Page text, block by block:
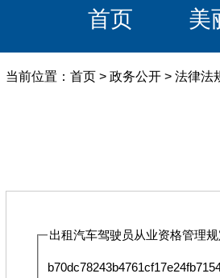
首页 美
当前位置： 首页 > 政务公开 > 法律法
出租汽车驾驶员从业资格管理